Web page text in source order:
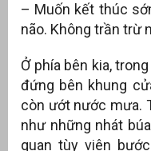
– Muốn kết thúc
não. Không trần trừ
Ở phía bên kia,
đứng bên khung
còn ướt nước mưa.
như những nhát
quan tùy viên